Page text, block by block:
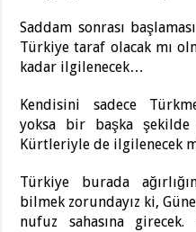
Saddam sonrası
Türkiye taraf olacak mı
kadar ilgilenecek…
Kendisini sadece
yoksa bir başka şekilde
Kürtleriyle de ilgilenecek
Türkiye burada
bilmek zorundayız ki,
nufuz sahasına